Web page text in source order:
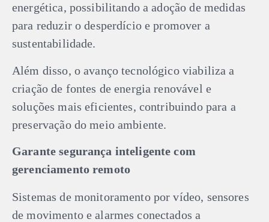
energética, possibilitando a adoção de medidas
para reduzir o desperdício e promover a
sustentabilidade.
Além disso, o avanço tecnológico viabiliza a
criação de fontes de energia renovável e
soluções mais eficientes, contribuindo para a
preservação do meio ambiente.
Garante segurança inteligente com
gerenciamento remoto
Sistemas de monitoramento por vídeo, sensores
de movimento e alarmes conectados a